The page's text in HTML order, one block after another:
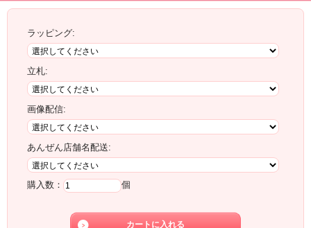
ラッピング:
立札:
画像配信:
あんぜん店舗名配送:
購入数： 個